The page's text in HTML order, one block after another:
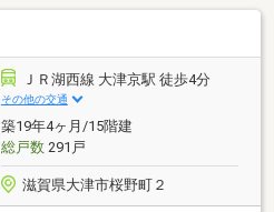
ＪＲ湖西線 大津京駅 徒歩4分
その他の交通
築19年4ヶ月/15階建
総戸数291戸
滋賀県大津市桜野町２